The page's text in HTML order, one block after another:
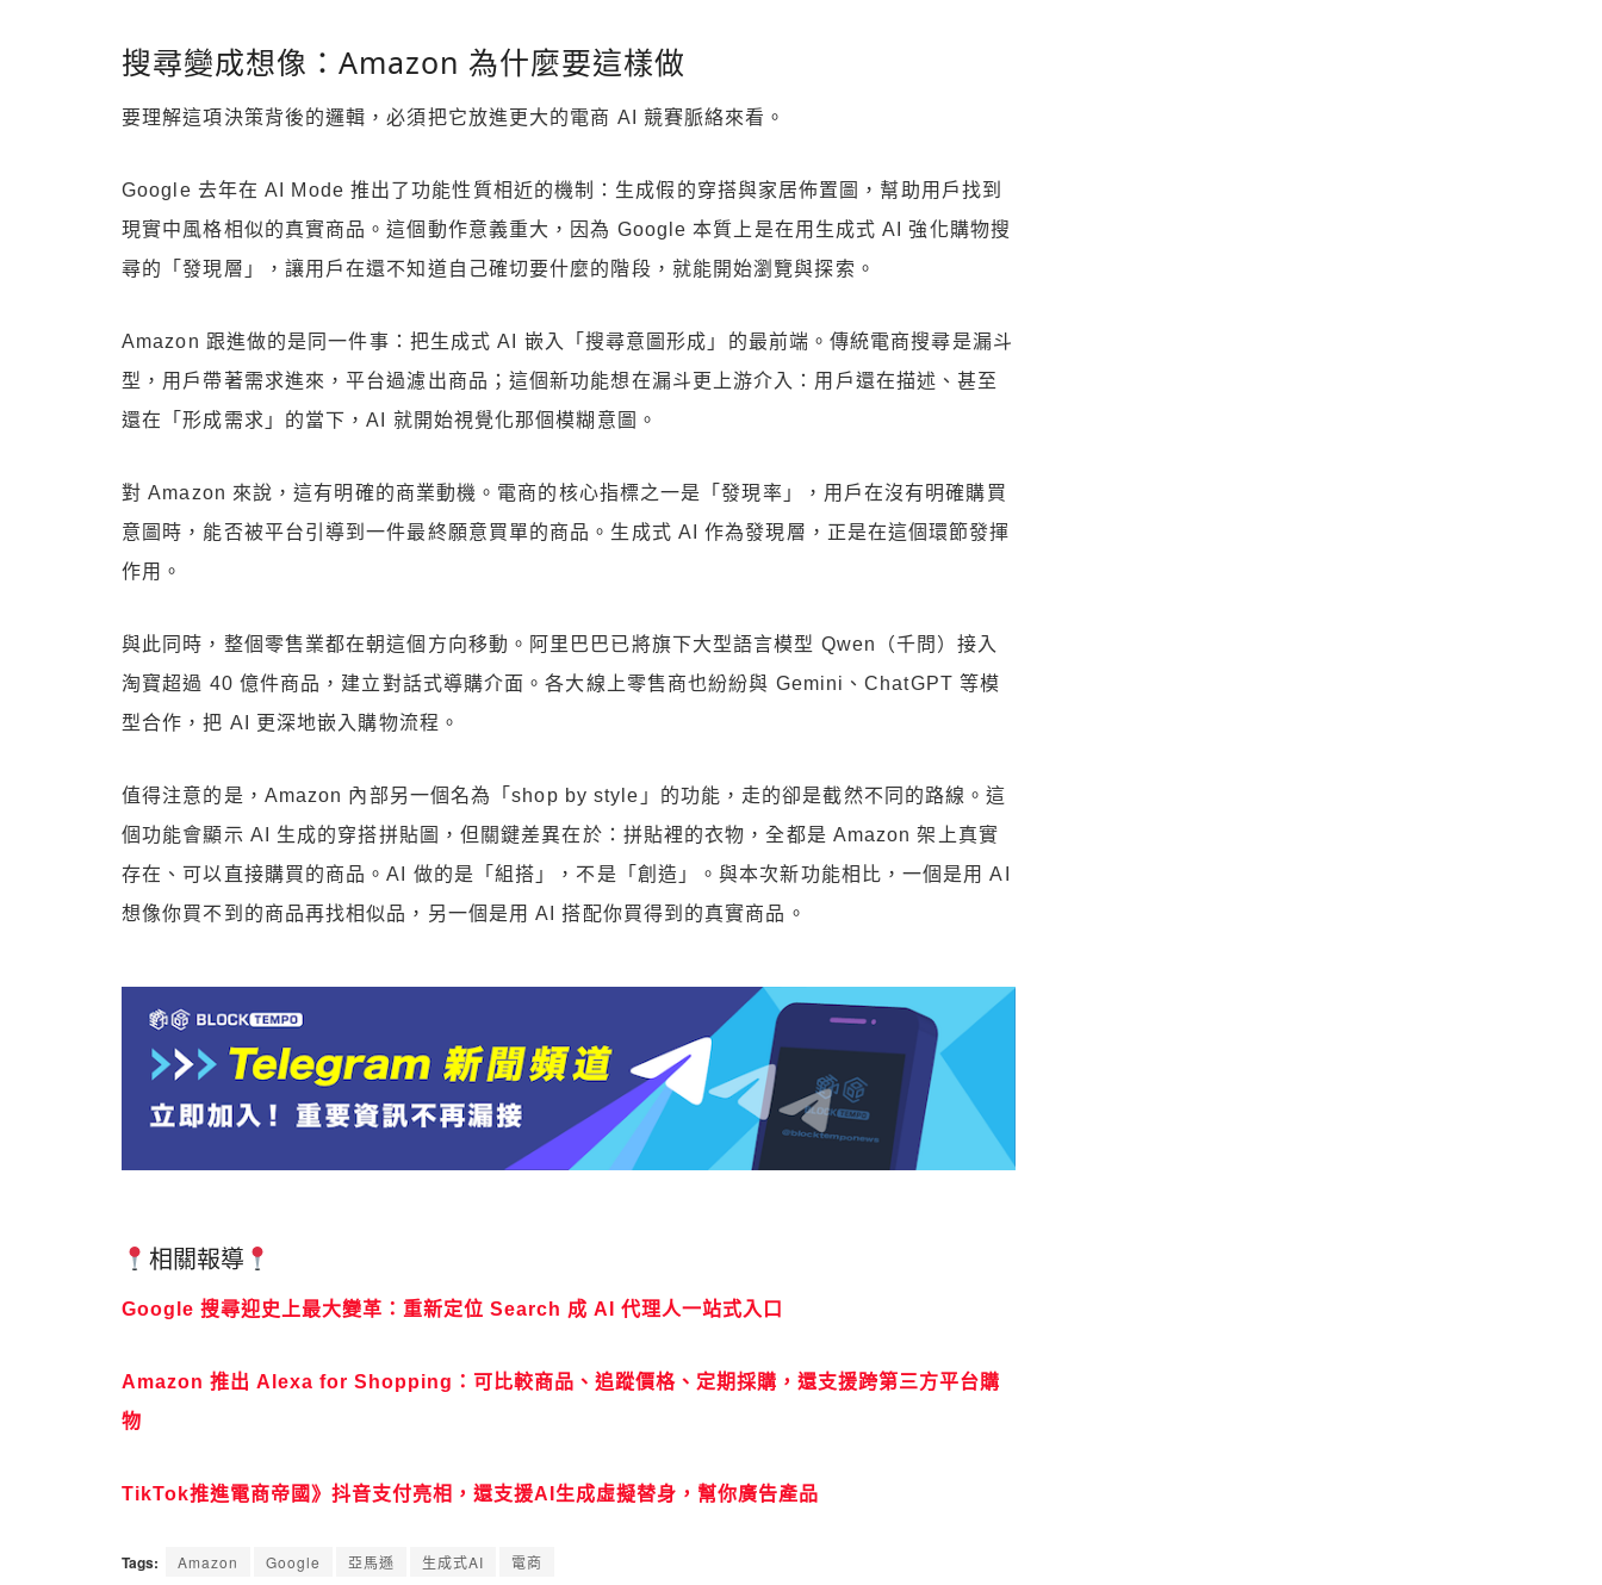
搜尋變成想像：Amazon 為什麼要這樣做
要理解這項決策背後的邏輯，必須把它放進更大的電商 AI 競賽脈絡來看。
Google 去年在 AI Mode 推出了功能性質相近的機制：生成假的穿搭與家居佈置圖，幫助用戶找到
現實中風格相似的真實商品。這個動作意義重大，因為 Google 本質上是在用生成式 AI 強化購物搜
尋的「發現層」，讓用戶在還不知道自己確切要什麼的階段，就能開始瀏覽與探索。
Amazon 跟進做的是同一件事：把生成式 AI 嵌入「搜尋意圖形成」的最前端。傳統電商搜尋是漏斗
型，用戶帶著需求進來，平台過濾出商品；這個新功能想在漏斗更上游介入：用戶還在描述、甚至
還在「形成需求」的當下，AI 就開始視覺化那個模糊意圖。
對 Amazon 來說，這有明確的商業動機。電商的核心指標之一是「發現率」，用戶在沒有明確購買
意圖時，能否被平台引導到一件最終願意買單的商品。生成式 AI 作為發現層，正是在這個環節發揮
作用。
與此同時，整個零售業都在朝這個方向移動。阿里巴巴已將旗下大型語言模型 Qwen（千問）接入
淘寶超過 40 億件商品，建立對話式導購介面。各大線上零售商也紛紛與 Gemini、ChatGPT 等模
型合作，把 AI 更深地嵌入購物流程。
值得注意的是，Amazon 內部另一個名為「shop by style」的功能，走的卻是截然不同的路線。這
個功能會顯示 AI 生成的穿搭拼貼圖，但關鍵差異在於：拼貼裡的衣物，全都是 Amazon 架上真實
存在、可以直接購買的商品。AI 做的是「組搭」，不是「創造」。與本次新功能相比，一個是用 AI
想像你買不到的商品再找相似品，另一個是用 AI 搭配你買得到的真實商品。
相關報導
Google 搜尋迎史上最大變革：重新定位 Search 成 AI 代理人一站式入口
Amazon 推出 Alexa for Shopping：可比較商品、追蹤價格、定期採購，還支援跨第三方平台購
物
TikTok推進電商帝國》抖音支付亮相，還支援AI生成虛擬替身，幫你廣告產品
Tags: Amazon Google 亞馬遜 生成式AI 電商